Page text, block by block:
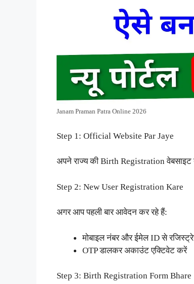
Janam Praman Patra Online 2026
Step 1: Official Website Par Jaye
अपने राज्य की Birth Registration वेबसाइट
Step 2: New User Registration Kare
अगर आप पहली बार आवेदन कर रहे हैं:
मोबाइल नंबर और ईमेल ID से
OTP डालकर अकाउंट एक्टिवेट करें
Step 3: Birth Registration Form Bhare